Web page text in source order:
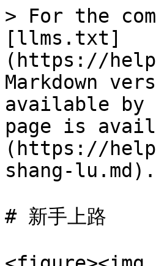
> For the
[llms.txt]
(https://
Markdown
available by
page is
(https://
shang-lu.md).
# 新手上路